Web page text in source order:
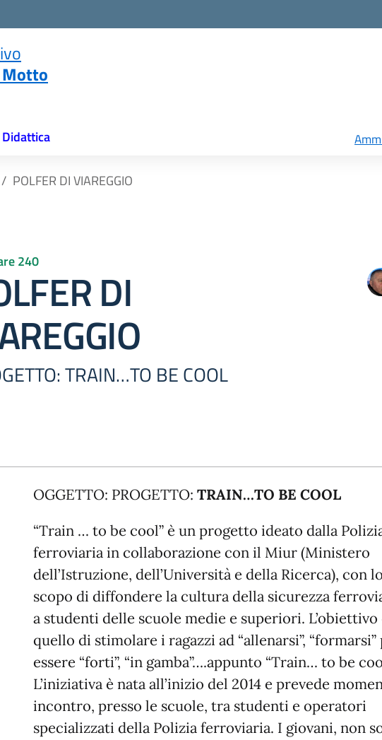
Didattica
POLFER DI VIAREGGIO
240
DI
TRAIN…TO BE COOL
OGGETTO: PROGETTO: TRAIN…TO BE COOL
“Train … to be cool” è un progetto ideato dalla
ferroviaria in collaborazione con il Miur (Ministero
dell’Istruzione, dell’Università e della Ricerca), con
scopo di diffondere la cultura della sicurezza
a studenti delle scuole medie e superiori. L’obiettivo
quello di stimolare i ragazzi ad “allenarsi”, “formarsi”
essere “forti”, “in gamba”….appunto “Train… to be
L’iniziativa è nata all’inizio del 2014 e prevede
incontro, presso le scuole, tra studenti e operatori
specializzati della Polizia ferroviaria. I giovani, non